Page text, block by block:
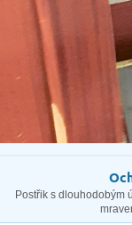
Postřik s dlouhodobým